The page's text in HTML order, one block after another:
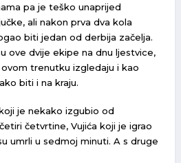
pa je teško unaprijed
ali nakon prva dva kola
biti jedan od derbija začelja.
ove dvije ekipe na dnu ljestvice,
trenutku izgledaju i kao
biti i na kraju.
je nekako izgubio od
četvrtine, Vujića koji je igrao
umrli u sedmoj minuti. A s druge